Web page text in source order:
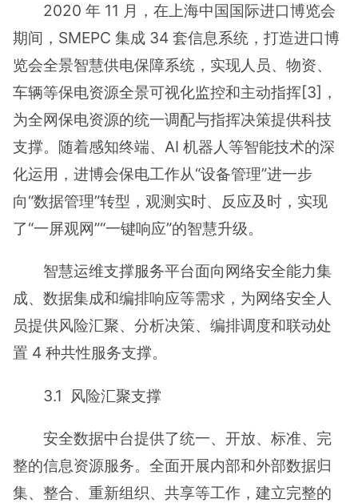
2020 年 11 月，在上海中国国际进口博览会
期间，SMEPC 集成 34 套信息系统，打造进口博
览会全景智慧供电保障系统，实现人员、物资、
车辆等保电资源全景可视化监控和主动指挥[3]，
为全网保电资源的统一调配与指挥决策提供科技
支撑。随着感知终端、AI 机器人等智能技术的深
化运用，进博会保电工作从“设备管理”进一步
向“数据管理”转型，观测实时、反应及时，实现
了“一屏观网”“一键响应”的智慧升级。
智慧运维支撑服务平台面向网络安全能力集
成、数据集成和编排响应等需求，为网络安全人
员提供风险汇聚、分析决策、编排调度和联动处
置 4 种共性服务支撑。
3.1 风险汇聚支撑
安全数据中台提供了统一、开放、标准、完
整的信息资源服务。全面开展内部和外部数据归
集、整合、重新组织、共享等工作，建立完整的